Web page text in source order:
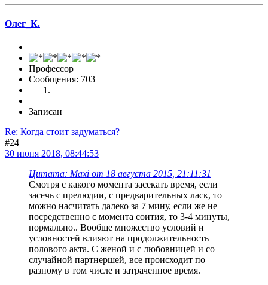
Олег_К.
Профессор
Сообщения: 703
Записан
Re: Когда стоит задуматься?
#24
30 июня 2018, 08:44:53
Цитата: Maxi от 18 августа 2015, 21:11:31
Смотря с какого момента засекать время, если
засечь с прелюдии, с предварительных ласк, то
можно насчитать далеко за 7 мину, если же не
посредственно с момента соития, то 3-4 минуты,
нормально.. Вообще множество условий и
условностей влияют на продолжительность
полового акта. С женой и с любовницей и со
случайной партнершей, все происходит по
разному в том числе и затраченное время.